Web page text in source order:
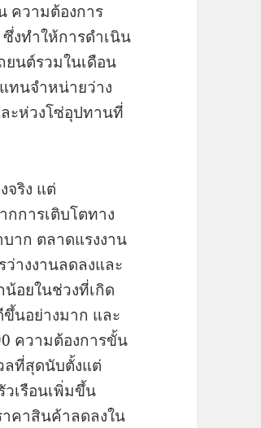
ความต้องการ
งทำให้การดำเนิน
ยนต์รวมในเดือน
ทนจำหน่ายว่าง
ะห่วงโซ่อุปทานที่
จริง แต่
การเติบโตทาง
าก ตลาดแรงงาน
างงานลดลงและ
อยในช่วงที่เกิด
ขึ้นอย่างมาก และ
ความต้องการขั้น
ลที่สุดนับตั้งแต่
เรือนเพิ่มขึ้น
คาสินค้าลดลงใน